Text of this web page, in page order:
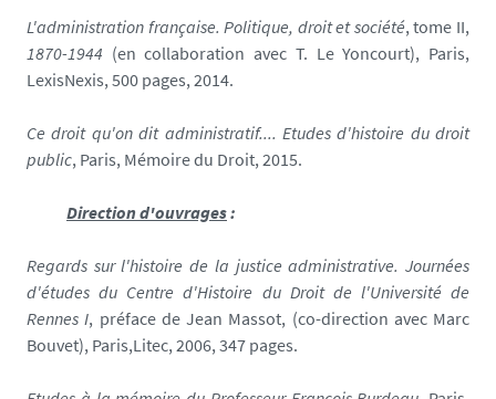
L'administration française. Politique, droit et société, tome II,
1870-1944 (en collaboration avec T. Le Yoncourt), Paris,
LexisNexis, 500 pages, 2014.
Ce droit qu'on dit administratif.... Etudes d'histoire du droit
public, Paris, Mémoire du Droit, 2015.
Direction d'ouvrages:
Regards sur l'histoire de la justice administrative. Journées
d'études du Centre d'Histoire du Droit de l'Université de
Rennes I, préface de Jean Massot, (co-direction avec Marc
Bouvet), Paris,Litec, 2006, 347 pages.